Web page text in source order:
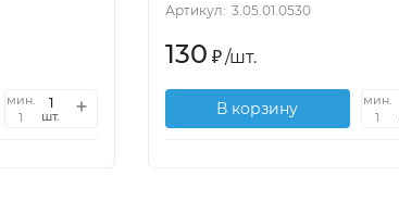
мин.
1
шт.
Артикул: 3.05.01.0530
130 ₽/шт.
В корзину
мин.
1